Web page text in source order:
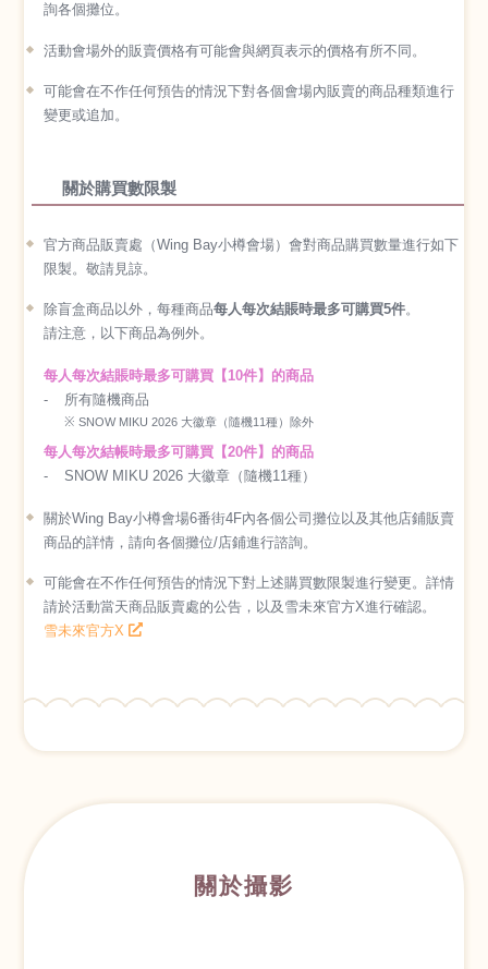
詢各個攤位。
活動會場外的販賣價格有可能會與網頁表示的價格有所不同。
可能會在不作任何預告的情況下對各個會場內販賣的商品種類進行
變更或追加。
關於購買數限製
官方商品販賣處（Wing Bay小樽會場）會對商品購買數量進行如下
限製。敬請見諒。
除盲盒商品以外，每種商品每人每次結賬時最多可購買5件。
請注意，以下商品為例外。
每人每次結賬時最多可購買【10件】的商品
所有隨機商品
※ SNOW MIKU 2026 大徽章（隨機11種）除外
每人每次結帳時最多可購買【20件】的商品
SNOW MIKU 2026 大徽章（隨機11種）
關於Wing Bay小樽會場6番街4F內各個公司攤位以及其他店鋪販賣
商品的詳情，請向各個攤位/店鋪進行諮詢。
可能會在不作任何預告的情況下對上述購買數限製進行變更。詳情
請於活動當天商品販賣處的公告，以及雪未來官方X進行確認。
雪未來官方X
關於攝影